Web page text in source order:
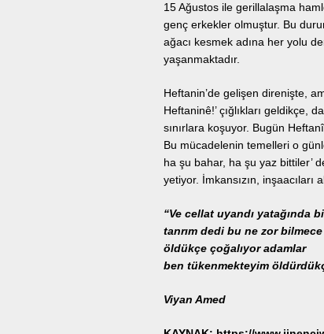
15 Ağustos ile gerillalaşma
genç erkekler olmuştur. Bu
ağacı kesmek adına her yolu
yaşanmaktadır.
Heftanin’de gelişen direnişte,
Heftaninê!’ çığlıkları geldikçe,
sınırlara koşuyor. Bugün
Bu mücadelenin temelleri o
ha şu bahar, ha şu yaz bittiler’
yetiyor. İmkansızın, inşaacıları
“Ve cellat uyandı yatağında
tanrım dedi bu ne zor bilmece
öldükçe çoğalıyor adamlar
ben tükenmekteyim
Viyan Amed